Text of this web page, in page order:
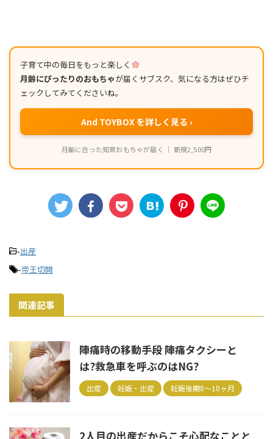
子育て中の毎日をもっと楽しく
月齢にぴったりのおもちゃが届くサブスク、気になる方はぜひチ
ェックしてみてくださいね。
And TOYBOX を詳しく見る ›
月齢に合った知育おもちゃが届く ｜ 新規2,500円
-出産
-帝王切開
関連記事
陣痛時の移動手段 陣痛タクシーと
は?救急車を呼ぶのはNG?
出産 妊娠・出産 妊娠後期8～10ヶ月
2人目の出産だからこそ心配なことと